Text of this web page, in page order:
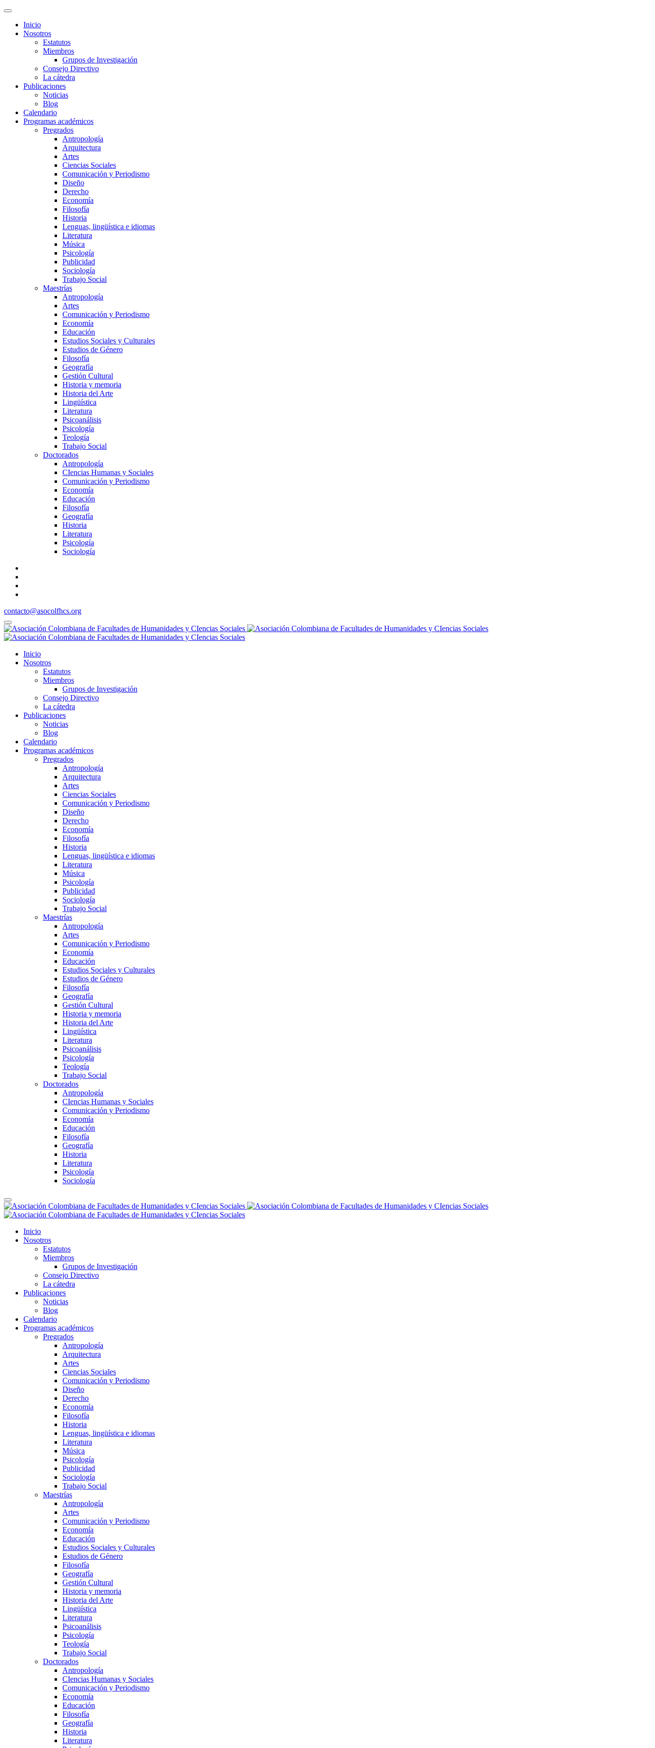
Inicio
Nosotros
Estatutos
Miembros
Grupos de Investigación
Consejo Directivo
La cátedra
Publicaciones
Noticias
Blog
Calendario
Programas académicos
Pregrados
Antropología
Arquitectura
Artes
Ciencias Sociales
Comunicación y Periodismo
Diseño
Derecho
Economía
Filosofía
Historia
Lenguas, lingüística e idiomas
Literatura
Música
Psicología
Publicidad
Sociología
Trabajo Social
Maestrías
Antropología
Artes
Comunicación y Periodismo
Economía
Educación
Estudios Sociales y Culturales
Estudios de Género
Filosofía
Geografía
Gestión Cultural
Historia y memoria
Historia del Arte
Lingüística
Literatura
Psicoanálisis
Psicología
Teología
Trabajo Social
Doctorados
Antropología
CIencias Humanas y Sociales
Comunicación y Periodismo
Economía
Educación
Filosofía
Geografía
Historia
Literatura
Psicología
Sociología
contacto@asocolfhcs.org
Inicio
Nosotros
Estatutos
Miembros
Grupos de Investigación
Consejo Directivo
La cátedra
Publicaciones
Noticias
Blog
Calendario
Programas académicos
Pregrados
Antropología
Arquitectura
Artes
Ciencias Sociales
Comunicación y Periodismo
Diseño
Derecho
Economía
Filosofía
Historia
Lenguas, lingüística e idiomas
Literatura
Música
Psicología
Publicidad
Sociología
Trabajo Social
Maestrías
Antropología
Artes
Comunicación y Periodismo
Economía
Educación
Estudios Sociales y Culturales
Estudios de Género
Filosofía
Geografía
Gestión Cultural
Historia y memoria
Historia del Arte
Lingüística
Literatura
Psicoanálisis
Psicología
Teología
Trabajo Social
Doctorados
Antropología
CIencias Humanas y Sociales
Comunicación y Periodismo
Economía
Educación
Filosofía
Geografía
Historia
Literatura
Psicología
Sociología
Inicio
Nosotros
Estatutos
Miembros
Grupos de Investigación
Consejo Directivo
La cátedra
Publicaciones
Noticias
Blog
Calendario
Programas académicos
Pregrados
Antropología
Arquitectura
Artes
Ciencias Sociales
Comunicación y Periodismo
Diseño
Derecho
Economía
Filosofía
Historia
Lenguas, lingüística e idiomas
Literatura
Música
Psicología
Publicidad
Sociología
Trabajo Social
Maestrías
Antropología
Artes
Comunicación y Periodismo
Economía
Educación
Estudios Sociales y Culturales
Estudios de Género
Filosofía
Geografía
Gestión Cultural
Historia y memoria
Historia del Arte
Lingüística
Literatura
Psicoanálisis
Psicología
Teología
Trabajo Social
Doctorados
Antropología
CIencias Humanas y Sociales
Comunicación y Periodismo
Economía
Educación
Filosofía
Geografía
Historia
Literatura